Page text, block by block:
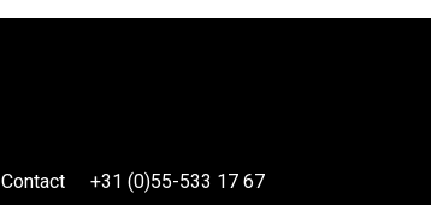
Contact +31 (0)55-533 17 67
KOVACO